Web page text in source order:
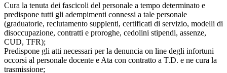
Cura la tenuta dei fascicoli del personale a tempo determinato e
predispone tutti gli adempimenti connessi a tale personale
(graduatorie, reclutamento supplenti, certificati di servizio, modelli di
disoccupazione, contratti e proroghe, cedolini stipendi, assenze,
CUD, TFR);
Predispone gli atti necessari per la denuncia on line degli infortuni
occorsi al personale docente e Ata con contratto a T.D. e ne cura la
trasmissione;